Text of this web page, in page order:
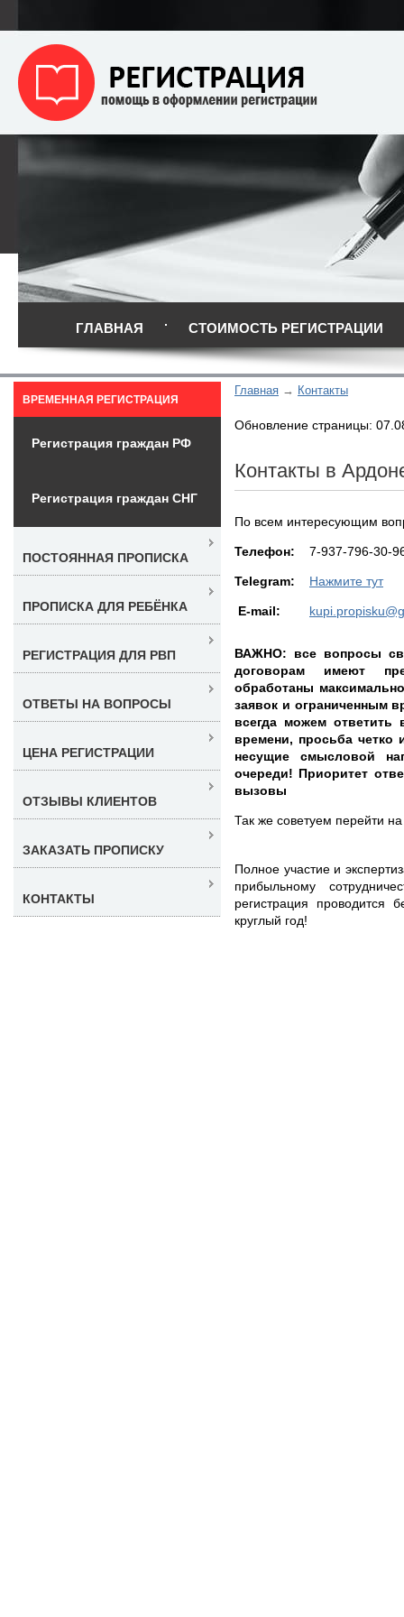
ГЛАВНАЯ СТОИМОСТЬ РЕГИСТРАЦИИ
Главная Контакты
Обновление страницы:
Контакты в
По всем интересующим
Teлефон: 7-937-796-30-
Telegram: Нажмите тут
E-mail:
ВАЖНО: все вопросы
договорам имеют
обработаны
заявок и ограниченным
всегда можем
времени, просьба
несущие смысловой
очереди! Приоритет
вызовы
Так же советуем перейти
Полное участие и
прибыльному
регистрация проводится
круглый год!
ВРЕМЕННАЯ РЕГИСТРАЦИЯ
Регистрация граждан РФ
Регистрация граждан СНГ
ПОСТОЯННАЯ ПРОПИСКА
ПРОПИСКА ДЛЯ РЕБЁНКА
РЕГИСТРАЦИЯ ДЛЯ РВП
ОТВЕТЫ НА ВОПРОСЫ
ЦЕНА РЕГИСТРАЦИИ
ОТЗЫВЫ КЛИЕНТОВ
ЗАКАЗАТЬ ПРОПИСКУ
КОНТАКТЫ